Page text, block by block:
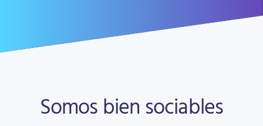
Somos bien sociables